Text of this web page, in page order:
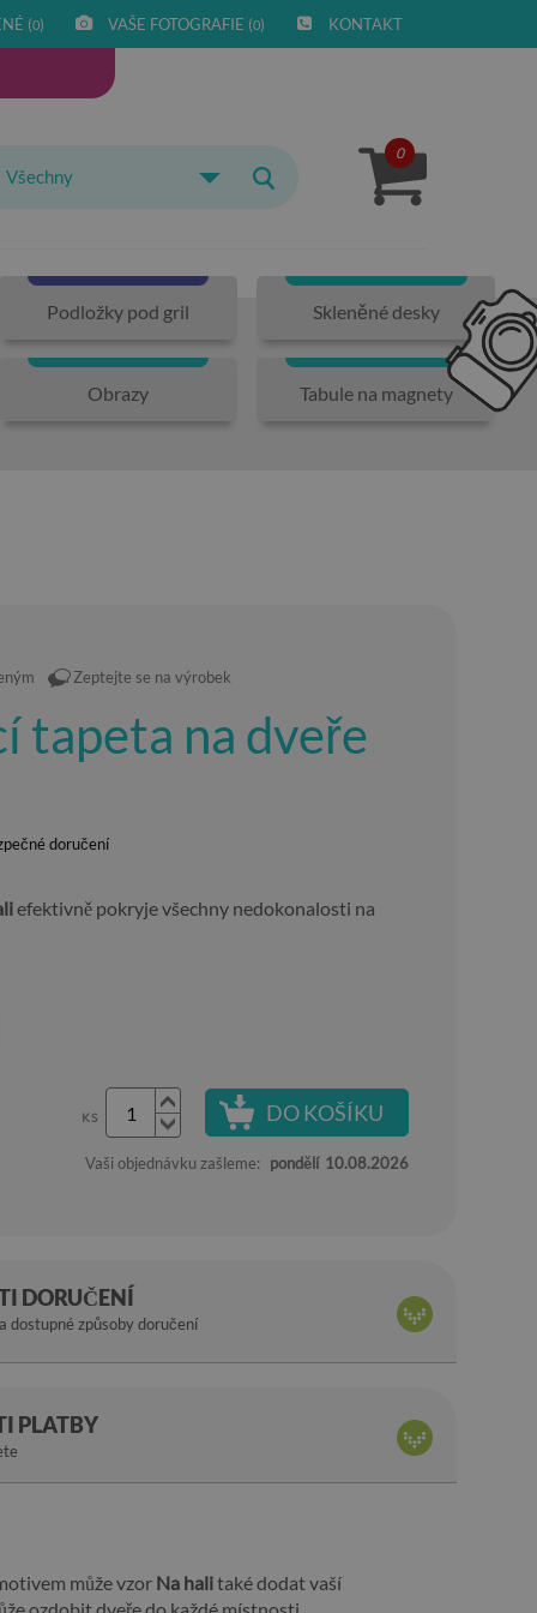
(0) VAŠE FOTOGRAFIE (0) KONTAKT
Všechny
0
Podložky pod gril Skleněné desky
Obrazy Tabule na magnety
Zeptejte se na výrobek
tapeta na dveře
doručení
efektivně pokryje všechny nedokonalosti na
KS DO KOŠÍKU
Vaši objednávku zašleme: pondělí 10.08.2026
může vzor Na halitaké dodat vaší
DORUČENÍ
dostupné způsoby doručení
PLATBY